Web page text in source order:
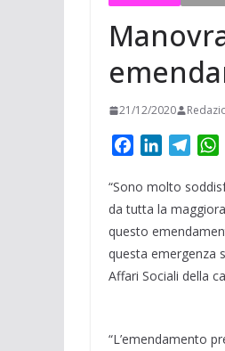
21/12/2020
c
e
b
o
o
n
k
e
d
I
l
e
g
r
a
t
s
“Sono molto
da tutta la
questo
questa emergenza
Affari Sociali della
“L’emendamento